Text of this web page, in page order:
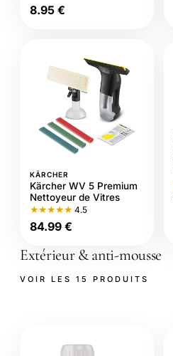
8.95 €
KÄRCHER
Kärcher WV 5 Premium
Nettoyeur de Vitres
★★★★★ 4.5
84.99 €
Extérieur & anti-mousse
VOIR LES 15 PRODUITS